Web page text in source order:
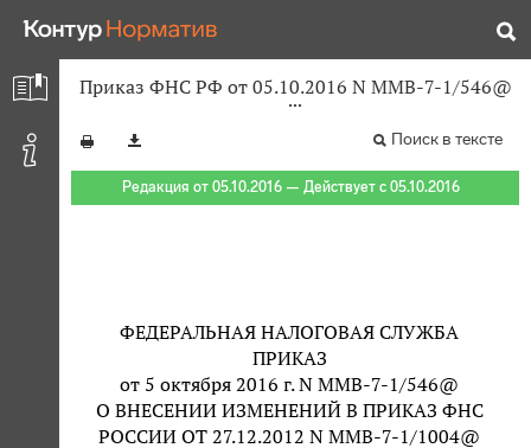
Приказ ФНС РФ от 05.10.2016 N ММВ-7-1/546@
Поиск в тексте
Редакция от 05.10.2016 — Действует с 05.10.2016
ФЕДЕРАЛЬНАЯ НАЛОГОВАЯ СЛУЖБА
ПРИКАЗ
от 5 октября 2016 г. N ММВ-7-1/546@
О ВНЕСЕНИИ ИЗМЕНЕНИЙ В ПРИКАЗ ФНС
РОССИИ ОТ 27.12.2012 N ММВ-7-1/1004@